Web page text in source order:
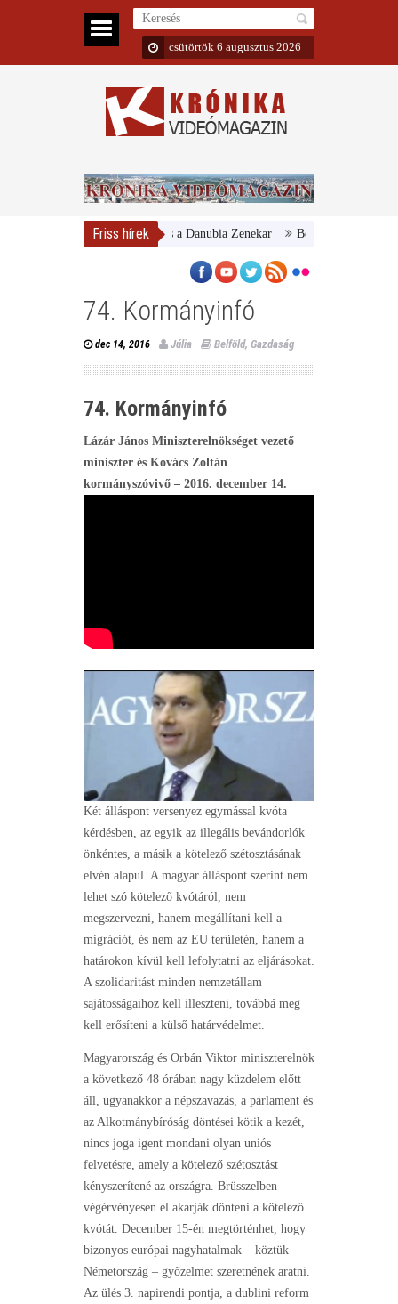
csütörtök 6 augusztus 2026
Friss hírek
Magyar Nemzeti Galéria és a Danubia Zenekar Bemutatta 2024/25-ös
74. Kormányinfó
dec 14, 2016 Júlia Belföld, Gazdaság
74. Kormányinfó
Lázár János Miniszterelnökséget vezető
miniszter és Kovács Zoltán
kormányszóvivő – 2016. december 14.
Két álláspont versenyez egymással kvóta
kérdésben, az egyik az illegális bevándorlók
önkéntes, a másik a kötelező szétosztásának
elvén alapul. A magyar álláspont szerint nem
lehet szó kötelező kvótáról, nem
megszervezni, hanem megállítani kell a
migrációt, és nem az EU területén, hanem a
határokon kívül kell lefolytatni az eljárásokat.
A szolidaritást minden nemzetállam
sajátosságaihoz kell illeszteni, továbbá meg
kell erősíteni a külső határvédelmet.
Magyarország és Orbán Viktor miniszterelnök
a következő 48 órában nagy küzdelem előtt
áll, ugyanakkor a népszavazás, a parlament és
az Alkotmánybíróság döntései kötik a kezét,
nincs joga igent mondani olyan uniós
felvetésre, amely a kötelező szétosztást
kényszerítené az országra. Brüsszelben
végérvényesen el akarják dönteni a kötelező
kvótát. December 15-én megtörténhet, hogy
bizonyos európai nagyhatalmak – köztük
Németország – győzelmet szeretnének aratni.
Az ülés 3. napirendi pontja, a dublini reform